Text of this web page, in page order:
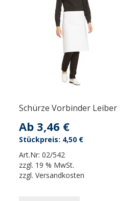
Schürze Vorbinder Leiber
Ab 3,46 €
Art.Nr:02/542
zzgl. 19 % MwSt.
zzgl.Versandkosten
4,50 €